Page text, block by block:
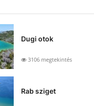
Dugi otok
3106 megtekintés
Rab sziget